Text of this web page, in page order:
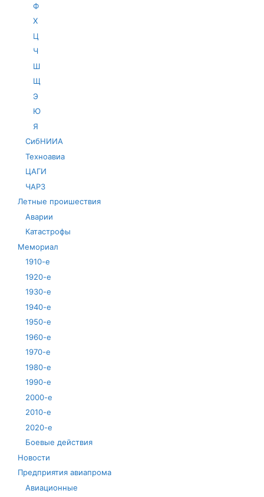
Ф
Х
Ц
Ч
Ш
Щ
Э
Ю
Я
СибНИИА
Техноавиа
ЦАГИ
ЧАРЗ
Летные проишествия
Аварии
Катастрофы
Мемориал
1910-е
1920-е
1930-е
1940-е
1950-е
1960-е
1970-е
1980-е
1990-е
2000-е
2010-е
2020-е
Боевые действия
Новости
Предприятия авиапрома
Авиационные